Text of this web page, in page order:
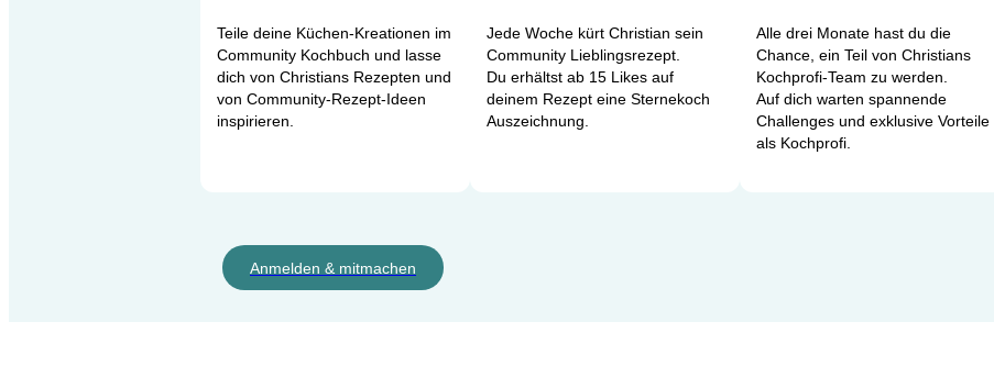
Teile deine Küchen-Kreationen im
Community Kochbuch und lasse
dich von Christians Rezepten und
von Community-Rezept-Ideen
inspirieren.
Jede Woche kürt Christian sein
Community Lieblingsrezept.
Du erhältst ab 15 Likes auf
deinem Rezept eine Sternekoch
Auszeichnung.
Alle drei Monate hast du die
Chance, ein Teil von Christians
Kochprofi-Team zu werden.
Auf dich warten spannende
Challenges und exklusive Vorteile
als Kochprofi.
Anmelden & mitmachen